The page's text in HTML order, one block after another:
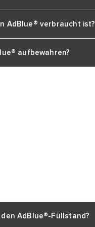
AdBlue® verbraucht ist?
aufbewahren?
AdBlue®-Füllstand?